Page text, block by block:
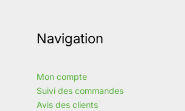
Navigation
Mon compte
Suivi des commandes
Avis des clients